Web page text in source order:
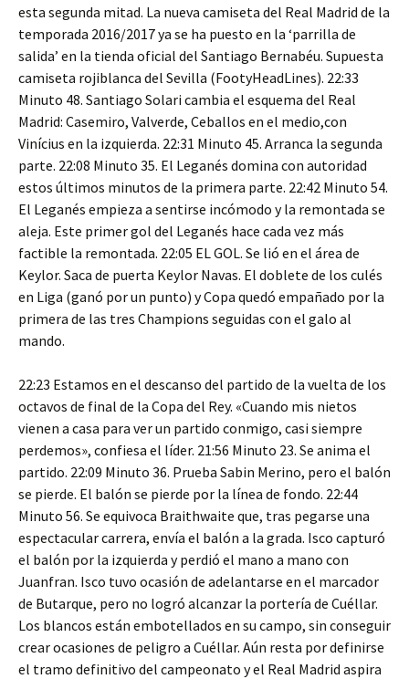
esta segunda mitad. La nueva camiseta del Real Madrid de la
temporada 2016/2017 ya se ha puesto en la ‘parrilla de
salida’ en la tienda oficial del Santiago Bernabéu. Supuesta
camiseta rojiblanca del Sevilla (FootyHeadLines). 22:33
Minuto 48. Santiago Solari cambia el esquema del Real
Madrid: Casemiro, Valverde, Ceballos en el medio,con
Vinícius en la izquierda. 22:31 Minuto 45. Arranca la segunda
parte. 22:08 Minuto 35. El Leganés domina con autoridad
estos últimos minutos de la primera parte. 22:42 Minuto 54.
El Leganés empieza a sentirse incómodo y la remontada se
aleja. Este primer gol del Leganés hace cada vez más
factible la remontada. 22:05 EL GOL. Se lió en el área de
Keylor. Saca de puerta Keylor Navas. El doblete de los culés
en Liga (ganó por un punto) y Copa quedó empañado por la
primera de las tres Champions seguidas con el galo al
mando.
22:23 Estamos en el descanso del partido de la vuelta de los
octavos de final de la Copa del Rey. «Cuando mis nietos
vienen a casa para ver un partido conmigo, casi siempre
perdemos», confiesa el líder. 21:56 Minuto 23. Se anima el
partido. 22:09 Minuto 36. Prueba Sabin Merino, pero el balón
se pierde. El balón se pierde por la línea de fondo. 22:44
Minuto 56. Se equivoca Braithwaite que, tras pegarse una
espectacular carrera, envía el balón a la grada. Isco capturó
el balón por la izquierda y perdió el mano a mano con
Juanfran. Isco tuvo ocasión de adelantarse en el marcador
de Butarque, pero no logró alcanzar la portería de Cuéllar.
Los blancos están embotellados en su campo, sin conseguir
crear ocasiones de peligro a Cuéllar. Aún resta por definirse
el tramo definitivo del campeonato y el Real Madrid aspira